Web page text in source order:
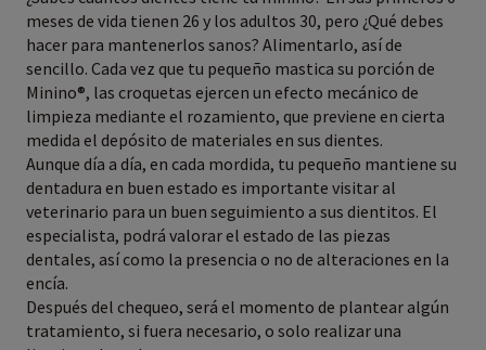
meses de vida tienen 26 y los adultos 30, pero ¿Qué debes
hacer para mantenerlos sanos? Alimentarlo, así de
sencillo. Cada vez que tu pequeño mastica su porción de
Minino®, las croquetas ejercen un efecto mecánico de
limpieza mediante el rozamiento, que previene en cierta
medida el depósito de materiales en sus dientes.
Aunque día a día, en cada mordida, tu pequeño mantiene su
dentadura en buen estado es importante visitar al
veterinario para un buen seguimiento a sus dientitos. El
especialista, podrá valorar el estado de las piezas
dentales, así como la presencia o no de alteraciones en la
encía.
Después del chequeo, será el momento de plantear algún
tratamiento, si fuera necesario, o solo realizar una